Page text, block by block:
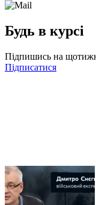
Будь в курсі
Підпишись на
Підписатися